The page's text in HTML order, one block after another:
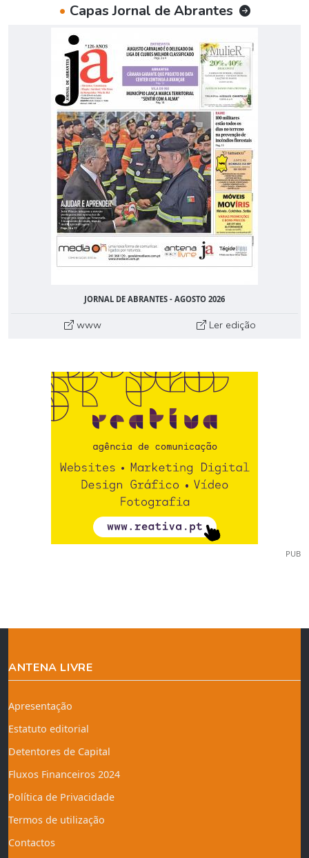
• Capas Jornal de Abrantes
JORNAL DE ABRANTES - AGOSTO 2026
www Ler edição
PUB
ANTENA LIVRE
Apresentação
Estatuto editorial
Detentores de Capital
Fluxos Financeiros 2024
Política de Privacidade
Termos de utilização
Contactos